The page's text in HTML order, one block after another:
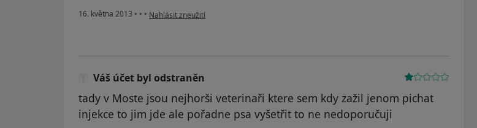
16. května 2013 • • • podle názoru uživatele Váš účet byl odstraněn
Nahlásit zneužití
Váš účet byl odstraněn
tady v Moste jsou nejhorši veterinaři ktere sem kdy zažil jenom pichat
injekce to jim jde ale pořadne psa vyšetřit to ne nedoporučuji